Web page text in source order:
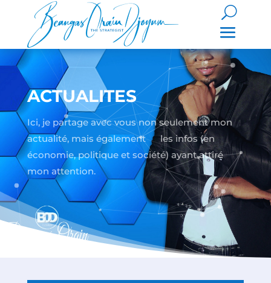
ACTUALITES
Ici, je partage avec vous non seulement mon
actualité, mais également les infos (en
économie, politique et société) ayant attiré
mon attention.